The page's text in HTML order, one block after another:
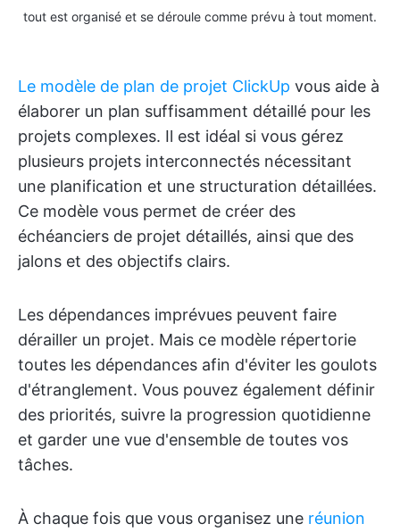
tout est organisé et se déroule comme prévu à tout moment.
Le modèle de plan de projet ClickUp vous aide à
élaborer un plan suffisamment détaillé pour les
projets complexes. Il est idéal si vous gérez
plusieurs projets interconnectés nécessitant
une planification et une structuration détaillées.
Ce modèle vous permet de créer des
échéanciers de projet détaillés, ainsi que des
jalons et des objectifs clairs.
Les dépendances imprévues peuvent faire
dérailler un projet. Mais ce modèle répertorie
toutes les dépendances afin d'éviter les goulots
d'étranglement. Vous pouvez également définir
des priorités, suivre la progression quotidienne
et garder une vue d'ensemble de toutes vos
tâches.
À chaque fois que vous organisez une réunion